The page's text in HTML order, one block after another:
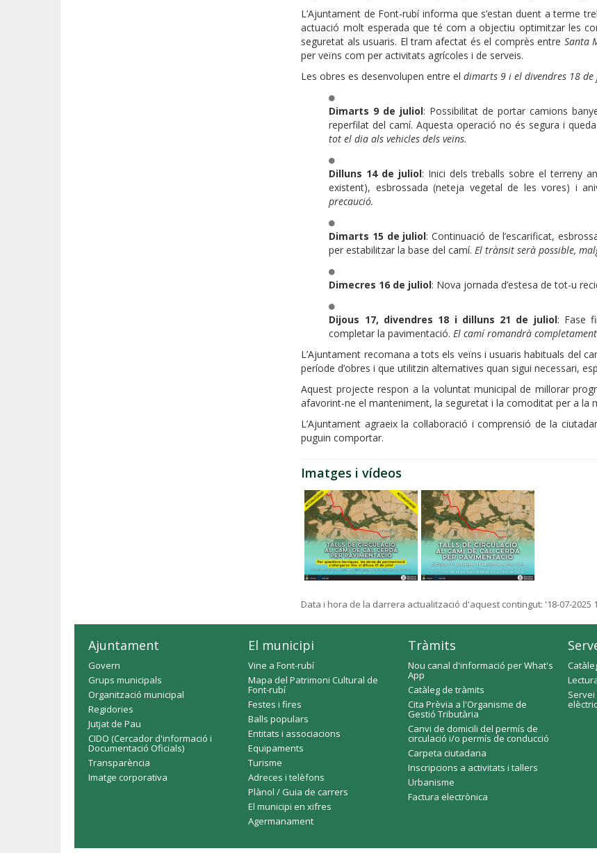
L’Ajuntament de Font-rubí informa que s’estan duent a terme
actuació molt esperada que té com a objectiu optimitzar les
seguretat als usuaris. El tram afectat és el comprès entre Santa
per veïns com per activitats agrícoles i de serveis.
Les obres es desenvolupen entre eldimarts 9 i el divendres 18
Dimarts 9 de juliol: Possibilitat de portar camions
reperfilat del camí. Aquesta operació no és segura i
tot el dia als vehicles dels veïns.
Dilluns 14 de juliol: Inici dels treballs sobre el terreny
existent), esbrossada (neteja vegetal de les vores) i
precaució.
Dimarts 15 de juliol: Continuació de l’escarificat,
per estabilitzar la base del camí.El trànsit serà possible,
Dimecres 16 de juliol: Nova jornada d’estesa de tot-u
Dijous 17, divendres 18 i dilluns 21 de juliol: Fase
completar la pavimentació.El camí romandrà
L’Ajuntament recomana a tots els veïns i usuaris habituals del
període d’obres i que utilitzin alternatives quan sigui necessari,
Aquest projecte respon a la voluntat municipal de millorar
afavorint-ne el manteniment, la seguretat i la comoditat per a la
L’Ajuntament agraeix la col·laboració i comprensió de la
puguin comportar.
Imatges i vídeos
Data i hora de la darrera actualització d'aquest contingut: '18-07-2025
Ajuntament
Govern
Grups municipals
Organització municipal
Regidories
Jutjat de Pau
CIDO (Cercador d'informació i
Documentació Oficials)
Transparència
Imatge corporativa
El municipi
Vine a Font-rubí
Mapa del Patrimoni Cultural de
Font-rubí
Festes i fires
Balls populars
Entitats i associacions
Equipaments
Turisme
Adreces i telèfons
Plànol / Guia de carrers
El municipi en xifres
Agermanament
Tràmits
Nou canal d'informació per What's
App
Catàleg de tràmits
Cita Prèvia a l'Organisme de
Gestió Tributària
Canvi de domicili del permís de
circulació i/o permís de conducció
Carpeta ciutadana
Inscripcions a activitats i tallers
Urbanisme
Factura electrònica